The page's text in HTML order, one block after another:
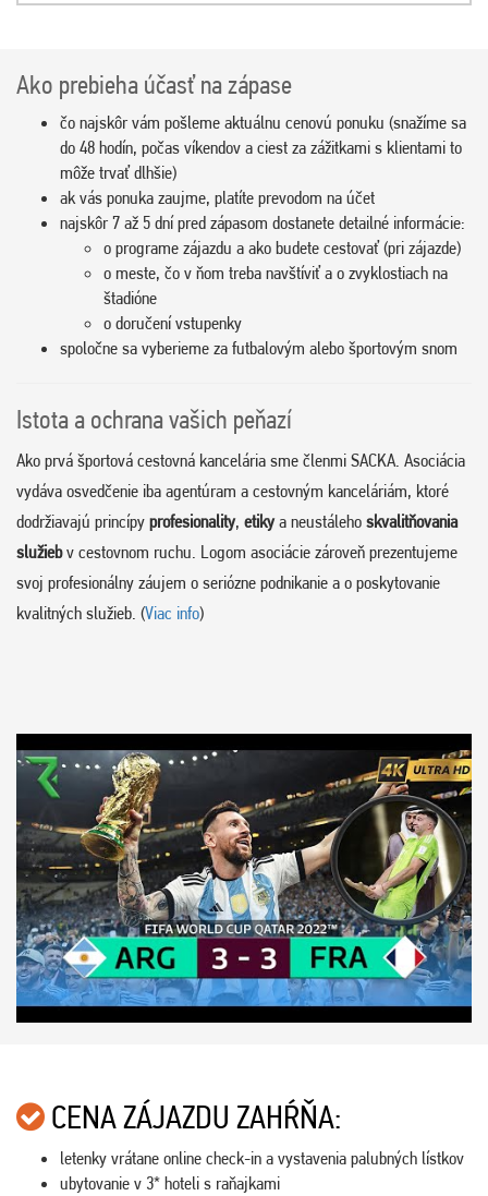
Ako prebieha účasť na zápase
čo najskôr vám pošleme aktuálnu cenovú ponuku (snažíme sa
do 48 hodín, počas víkendov a ciest za zážitkami s klientami to
môže trvať dlhšie)
ak vás ponuka zaujme, platíte prevodom na účet
najskôr 7 až 5 dní pred zápasom dostanete detailné informácie:
o programe zájazdu a ako budete cestovať (pri zájazde)
o meste, čo v ňom treba navštíviť a o zvyklostiach na
štadióne
o doručení vstupenky
spoločne sa vyberieme za futbalovým alebo športovým snom
Istota a ochrana vašich peňazí
Ako prvá športová cestovná kancelária sme členmi SACKA. Asociácia
vydáva osvedčenie iba agentúram a cestovným kanceláriám, ktoré
dodržiavajú princípy profesionality, etikya neustáleho skvalitňovania
služiebv cestovnom ruchu. Logom asociácie zároveň prezentujeme
svoj profesionálny záujem o seriózne podnikanie a o poskytovanie
kvalitných služieb. (Viac info)
CENA ZÁJAZDU ZAHŔŇA:
letenky vrátane online check-in a vystavenia palubných lístkov
ubytovanie v 3* hoteli s raňajkami